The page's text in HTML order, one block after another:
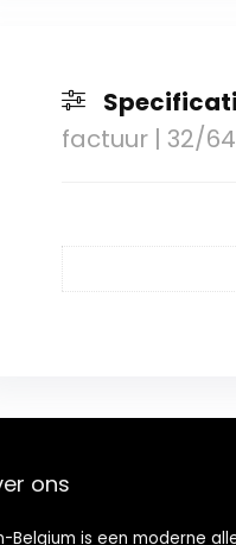
factuur | 32/
ons
Belgium is een moderne